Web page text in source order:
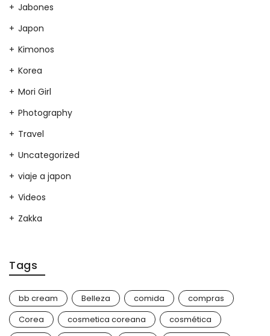
Jabones
Japon
Kimonos
Korea
Mori Girl
Photography
Travel
Uncategorized
viaje a japon
Videos
Zakka
Tags
bb cream Belleza comida
compras
Corea
cosmetica coreana
cosmética